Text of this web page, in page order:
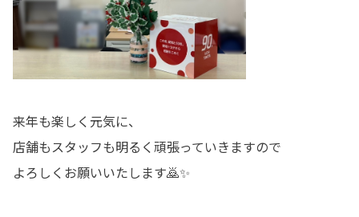
来年も楽しく元気に、
店舗もスタッフも明るく頑張っていきますので
よろしくお願いいたします🙇✨